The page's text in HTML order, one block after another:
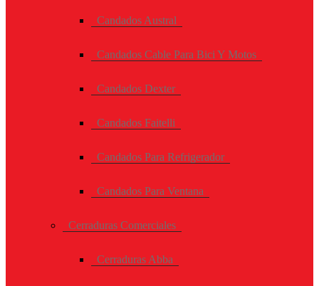
Candados Austral
Candados Cable Para Bici Y Motos
Candados Dexter
Candados Faitelli
Candados Para Refrigerador
Candados Para Ventana
Cerraduras Comerciales
Cerraduras Abba